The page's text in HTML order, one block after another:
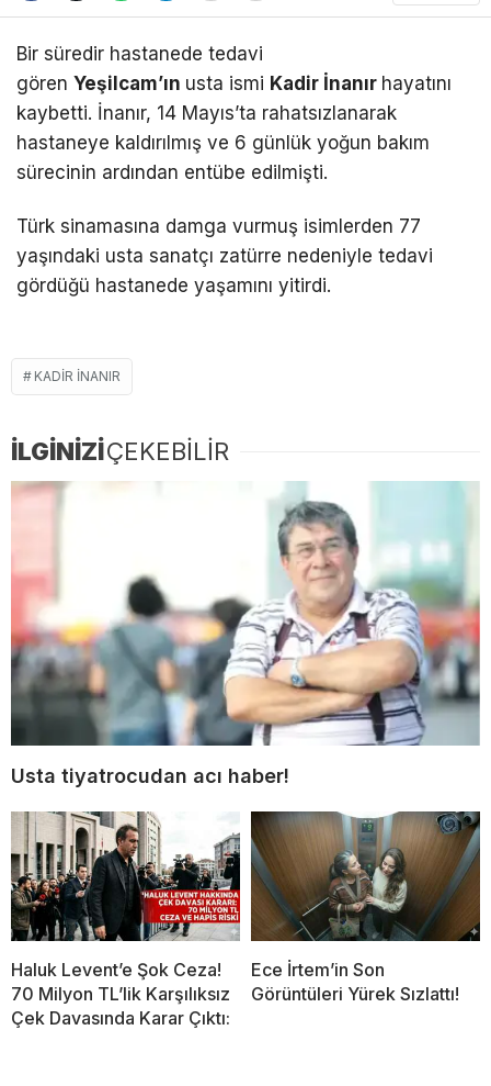
Bir süredir hastanede tedavi
gören Yeşilcam’ın usta ismi Kadir İnanır hayatını
kaybetti. İnanır, 14 Mayıs’ta rahatsızlanarak
hastaneye kaldırılmış ve 6 günlük yoğun bakım
sürecinin ardından entübe edilmişti.
Türk sinamasına damga vurmuş isimlerden 77
yaşındaki usta sanatçı zatürre nedeniyle tedavi
gördüğü hastanede yaşamını yitirdi.
KADIR INANIR
İLGİNİZİÇEKEBİLİR
Usta tiyatrocudan acı haber!
Haluk Levent’e Şok Ceza!
70 Milyon TL’lik Karşılıksız
Çek Davasında Karar Çıktı:
Ece İrtem’in Son
Görüntüleri Yürek Sızlattı!